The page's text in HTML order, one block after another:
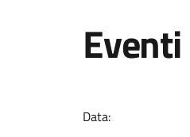
Eventi
Data: